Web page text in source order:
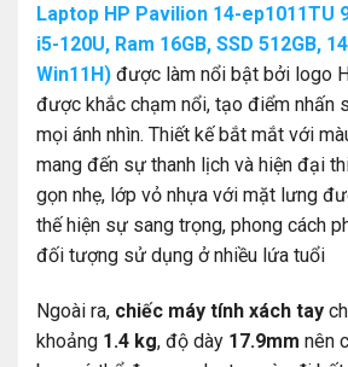
Laptop HP Pavilion 14-ep1011TU
i5-120U, Ram 16GB, SSD 512GB,
Win11H) được làm nổi bật bởi logo
được khắc chạm nổi, tạo điểm nhấn
mọi ánh nhìn. Thiết kế bắt mắt với
mang đến sự thanh lịch và hiện đại
gọn nhẹ, lớp vỏ nhựa với mặt lưng
thế hiện sự sang trọng, phong cách
đối tượng sử dụng ở nhiều lứa tuổi
Ngoài ra, chiếc máy tính xách tay
khoảng 1.4 kg, độ dày 17.9mm nên